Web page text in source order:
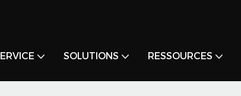
SOLUTIONS RESSOURCES